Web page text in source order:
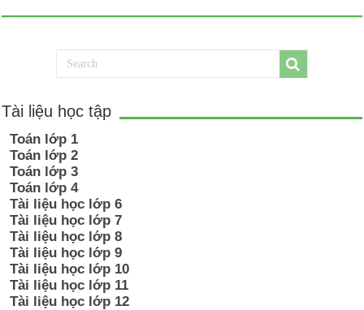
Tài liệu học tập
Toán lớp 1
Toán lớp 2
Toán lớp 3
Toán lớp 4
Tài liệu học lớp 6
Tài liệu học lớp 7
Tài liệu học lớp 8
Tài liệu học lớp 9
Tài liệu học lớp 10
Tài liệu học lớp 11
Tài liệu học lớp 12